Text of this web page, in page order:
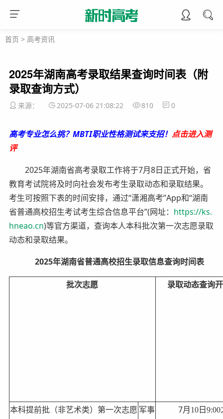
首页 > 高考资讯
2025年湖南高考录取结果查询时间表（附
录取查询方式）
来源： 2025-07-06 21:08:22 810 0
高考专业怎么挑？MBTI职业性格测试来支招！ 点击进入测
评
2025年湖南省高考录取工作将于7月8日正式开始，省
教育考试院将及时向社会发布考生录取动态和录取结果。
考生可按照下表的时间安排，通过“潇湘高考”App和“湖南
省普通高校招生考试考生综合信息平台”(网址： https://ks.
hneao.cn)等官方渠道，查询本人本科批次第一次志愿录取
动态和录取结果。
2025年湖南省普通高校招生录取信息查询时间表
批次志愿 录取动态查询
本科提前批（非艺术类） 第一次志愿 军事
7月 10日 9:00